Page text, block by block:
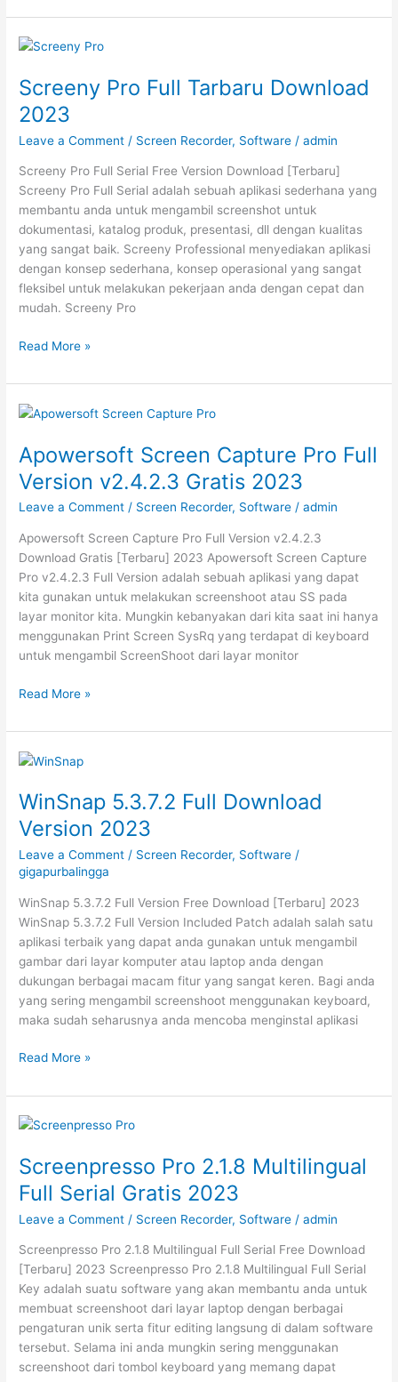
1.1.0.203
Incl
Reg
Free
Download
2023
Screeny Pro Full Tarbaru Download
2023
Leave a Comment / Screen Recorder, Software /admin
Screeny Pro Full Serial Free Version Download [Terbaru]
Screeny Pro Full Serial adalah sebuah aplikasi sederhana yang
membantu anda untuk mengambil screenshot untuk
dokumentasi, katalog produk, presentasi, dll dengan kualitas
yang sangat baik. Screeny Professional menyediakan aplikasi
dengan konsep sederhana, konsep operasional yang sangat
fleksibel untuk melakukan pekerjaan anda dengan cepat dan
mudah. Screeny Pro
Screeny
Full
Tarbaru
Download
Read More »
Apowersoft Screen Capture Pro Full
Version v2.4.2.3 Gratis 2023
Leave a Comment / Screen Recorder, Software /admin
Apowersoft Screen Capture Pro Full Version v2.4.2.3
Download Gratis [Terbaru] 2023 Apowersoft Screen Capture
Pro v2.4.2.3 Full Version adalah sebuah aplikasi yang dapat
kita gunakan untuk melakukan screenshoot atau SS pada
layar monitor kita. Mungkin kebanyakan dari kita saat ini hanya
menggunakan Print Screen SysRq yang terdapat di keyboard
untuk mengambil ScreenShoot dari layar monitor
Apowersoft
Capture
Pro
Full
Version
v2.4.2.3
Gratis
2023
Read More »
WinSnap 5.3.7.2 Full Download
Version 2023
Leave a Comment / Screen Recorder, Software /
gigapurbalingga
WinSnap 5.3.7.2 Full Version Free Download [Terbaru] 2023
WinSnap 5.3.7.2 Full Version Included Patch adalah salah satu
aplikasi terbaik yang dapat anda gunakan untuk mengambil
gambar dari layar komputer atau laptop anda dengan
dukungan berbagai macam fitur yang sangat keren. Bagi anda
yang sering mengambil screenshoot menggunakan keyboard,
maka sudah seharusnya anda mencoba menginstal aplikasi
WinSnap
Full
Download
Version
2023
Read More »
Screenpresso Pro 2.1.8 Multilingual
Full Serial Gratis 2023
Leave a Comment / Screen Recorder, Software /admin
Screenpresso Pro 2.1.8 Multilingual Full Serial Free Download
[Terbaru] 2023 Screenpresso Pro 2.1.8 Multilingual Full Serial
Key adalah suatu software yang akan membantu anda untuk
membuat screenshoot dari layar laptop dengan berbagai
pengaturan unik serta fitur editing langsung di dalam software
tersebut. Selama ini anda mungkin sering menggunakan
screenshoot dari tombol keyboard yang memang dapat